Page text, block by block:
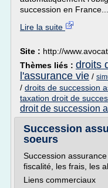
succession en France...
Lire la suite
Site : http://
Thèmes liés : droits
l'assurance vie /
/ droits de succession
taxation droit de
droit de succession
Succession
soeurs
Succession
fiscalité, les frais, les
Liens commerciaux